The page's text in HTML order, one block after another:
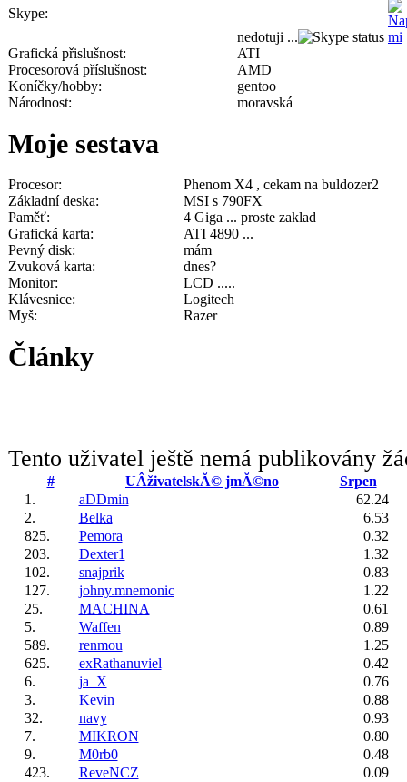
Skype:
nedotuji ...
Grafická přislušnost:
ATI
Procesorová příslušnost:
AMD
Koníčky/hobby:
gentoo
Národnost:
moravská
Moje sestava
Procesor:
Phenom X4 , cekam na buldozer2
Základní deska:
MSI s 790FX
Paměť:
4 Giga ... proste zaklad
Grafická karta:
ATI 4890 ...
Pevný disk:
mám
Zvuková karta:
dnes?
Monitor:
LCD .....
Klávesnice:
Logitech
Myš:
Razer
Články
Tento uživatel ještě nemá publikovány
# UÂživatelskĂ© jmĂ©no
Srpen
1.
aDDmin
62.24
2.
Belka
6.53
825.
Pemora
0.32
203.
Dexter1
1.32
102.
snajprik
0.83
127.
johny.mnemonic
1.22
25.
MACHINA
0.61
5.
Waffen
0.89
589.
renmou
1.25
625.
exRathanuviel
0.42
6.
ja_X
0.76
3.
Kevin
0.88
32.
navy
0.93
7.
MIKRON
0.80
9.
M0rb0
0.48
423.
ReveNCZ
0.09